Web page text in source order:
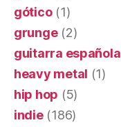
gótico(1)
grunge(2)
guitarra española
heavy metal (1)
hip hop (5)
indie(186)